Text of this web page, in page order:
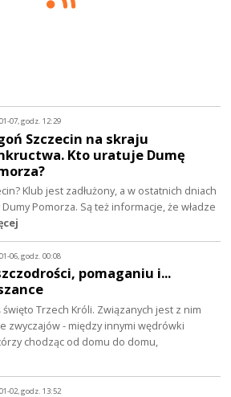
07, godz. 12:29
Szczecin na skraju
Kto uratuje Dumę
Klub jest zadłużony, a w ostatnich dniach
Pomorza. Są też informacje, że władze
06, godz. 00:08
pomaganiu i...
święto Trzech Króli. Związanych jest z nim
zwyczajów - między innymi wędrówki
chodząc od domu do domu,
02, godz. 13:52